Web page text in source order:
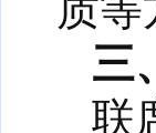
三
联